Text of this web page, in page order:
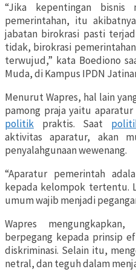
“Jika kepentingan
pemerintahan, itu
jabatan birokrasi pasti
tidak, birokrasi
terwujud,” kata Boediono
Muda, di Kampus IPDN
Menurut Wapres, hal lain
pamong praja yaitu
politik praktis. Saat
aktivitas aparatur, akan
penyalahgunaan wewenang.
“Aparatur pemerintah
kepada kelompok tertentu.
umum wajib menjadi
Wapres
berpegang kepada prinsip
diskriminasi. Selain itu,
netral, dan teguh dalam